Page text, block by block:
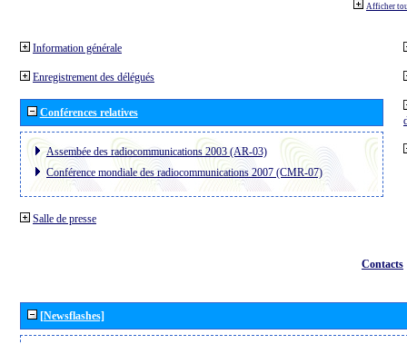
Afficher
Information générale
Enregistrement des délégués
Conférences relatives
Assembée des radiocommunications 2003 (AR-03)
Conférence mondiale des radiocommunications 2007 (CMR-07)
Salle de presse
Contacts
[Newsflashes]